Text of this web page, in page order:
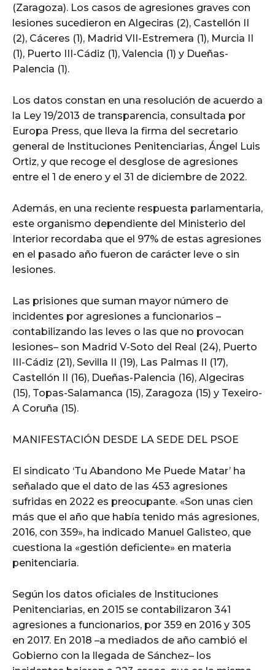
(Zaragoza). Los casos de agresiones graves con
lesiones sucedieron en Algeciras (2), Castellón II
(2), Cáceres (1), Madrid VII-Estremera (1), Murcia II
(1), Puerto III-Cádiz (1), Valencia (1) y Dueñas-
Palencia (1).
Los datos constan en una resolución de acuerdo a
la Ley 19/2013 de transparencia, consultada por
Europa Press, que lleva la firma del secretario
general de Instituciones Penitenciarias, Ángel Luis
Ortiz, y que recoge el desglose de agresiones
entre el 1 de enero y el 31 de diciembre de 2022.
Además, en una reciente respuesta parlamentaria,
este organismo dependiente del Ministerio del
Interior recordaba que el 97% de estas agresiones
en el pasado año fueron de carácter leve o sin
lesiones.
Las prisiones que suman mayor número de
incidentes por agresiones a funcionarios –
contabilizando las leves o las que no provocan
lesiones– son Madrid V-Soto del Real (24), Puerto
III-Cádiz (21), Sevilla II (19), Las Palmas II (17),
Castellón II (16), Dueñas-Palencia (16), Algeciras
(15), Topas-Salamanca (15), Zaragoza (15) y Texeiro-
A Coruña (15).
MANIFESTACIÓN DESDE LA SEDE DEL PSOE
El sindicato ‘Tu Abandono Me Puede Matar’ ha
señalado que el dato de las 453 agresiones
sufridas en 2022 es preocupante. «Son unas cien
más que el año que había tenido más agresiones,
2016, con 359», ha indicado Manuel Galisteo, que
cuestiona la «gestión deficiente» en materia
penitenciaria.
Según los datos oficiales de Instituciones
Penitenciarias, en 2015 se contabilizaron 341
agresiones a funcionarios, por 359 en 2016 y 305
en 2017. En 2018 –a mediados de año cambió el
Gobierno con la llegada de Sánchez– los